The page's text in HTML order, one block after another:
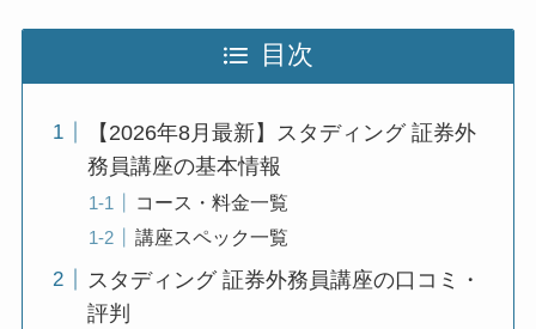
目次
【2026年8月最新】スタディング 証券外
務員講座の基本情報
コース・料金一覧
講座スペック一覧
スタディング 証券外務員講座の口コミ・
評判